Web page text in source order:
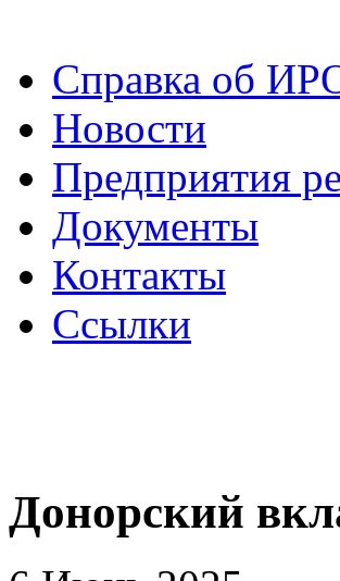
Справка об
Новости
Предприятия
Документы
Контакты
Ссылки
Донорский